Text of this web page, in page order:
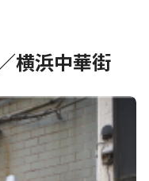
横浜中華街